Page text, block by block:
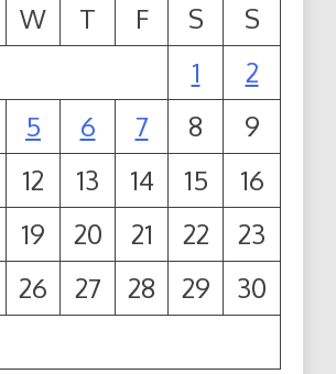
W T F S
S
1
2
5 6 7 8
9
12 13 14 15
16
19 20 21 22
23
26 27 28 29
30